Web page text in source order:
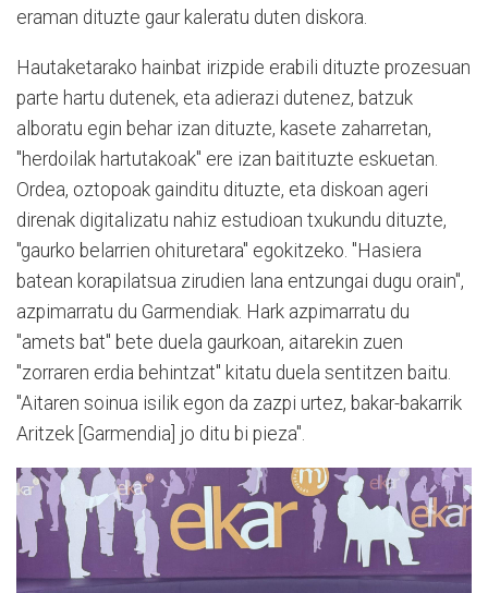
eraman dituzte gaur kaleratu duten diskora.
Hautaketarako hainbat irizpide erabili dituzte prozesuan
parte hartu dutenek, eta adierazi dutenez, batzuk
alboratu egin behar izan dituzte, kasete zaharretan,
"herdoilak hartutakoak" ere izan baitituzte eskuetan.
Ordea, oztopoak gainditu dituzte, eta diskoan ageri
direnak digitalizatu nahiz estudioan txukundu dituzte,
"gaurko belarrien ohituretara" egokitzeko. "Hasiera
batean korapilatsua zirudien lana entzungai dugu orain",
azpimarratu du Garmendiak. Hark azpimarratu du
"amets bat" bete duela gaurkoan, aitarekin zuen
"zorraren erdia behintzat" kitatu duela sentitzen baitu.
"Aitaren soinua isilik egon da zazpi urtez, bakar-bakarrik
Aritzek [Garmendia] jo ditu bi pieza".